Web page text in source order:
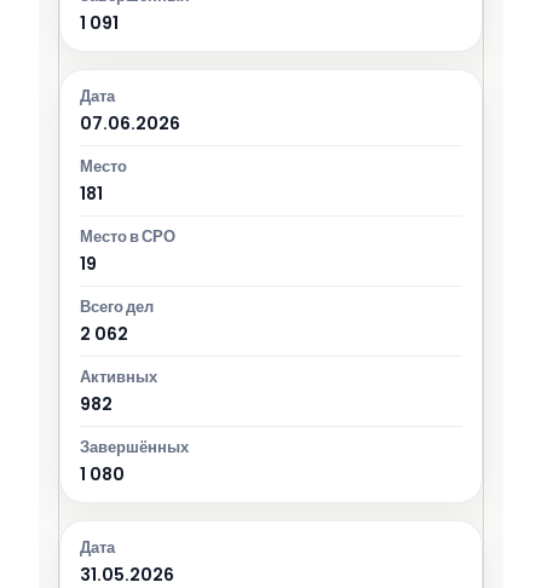
1 091
07.06.2026
181
19
2 062
982
1 080
31.05.2026